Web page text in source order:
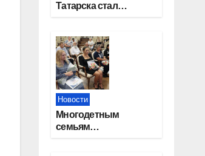
Татарска стал
Новости
Многодетным
семьям